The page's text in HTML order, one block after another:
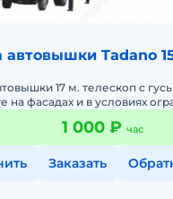
автовышки Tadano
17 м. телескоп с
на фасадах и в условиях
1 000 ₽ час
Заказать